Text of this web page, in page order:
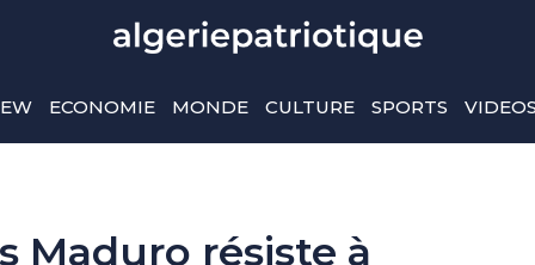
ECONOMIE MONDE CULTURE SPORTS
Maduro résiste à